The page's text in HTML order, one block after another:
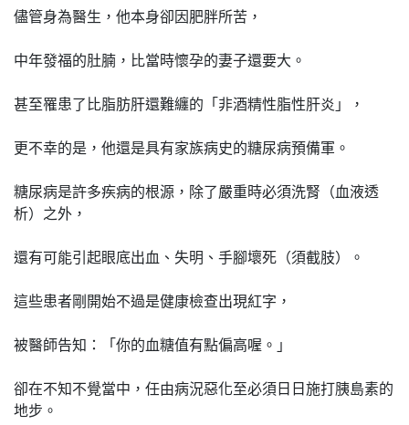
儘管身為醫生，他本身卻因肥胖所苦，
中年發福的肚腩，比當時懷孕的妻子還要大。
甚至罹患了比脂肪肝還難纏的「非酒精性脂性肝炎」，
更不幸的是，他還是具有家族病史的糖尿病預備軍。
糖尿病是許多疾病的根源，除了嚴重時必須洗腎（血液透
析）之外，
還有可能引起眼底出血、失明、手腳壞死（須截肢）。
這些患者剛開始不過是健康檢查出現紅字，
被醫師告知：「你的血糖值有點偏高喔。」
卻在不知不覺當中，任由病況惡化至必須日日施打胰島素的
地步。